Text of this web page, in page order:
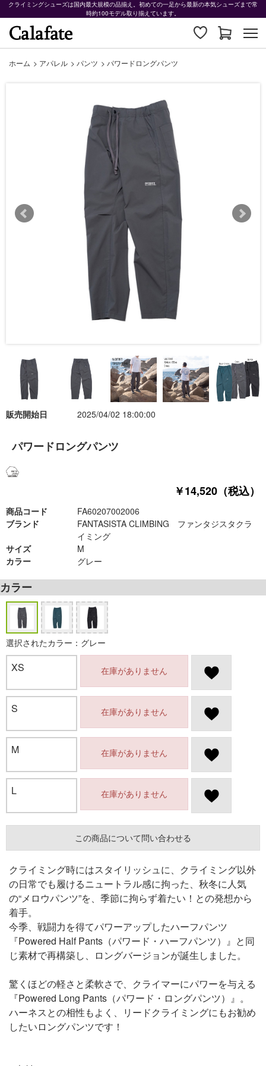
クライミングシューズは国内最大規模の品揃え。初めての一足から最新の本気シューズまで常
時約100モデル取り揃えています。
ホーム > アパレル > パンツ > パワードロングパンツ
パワードロングパンツ
￥14,520（税込）
商品コード FA60207002006
販売開始日 2025/04/02 18:00:00
ブランド
FANTASISTA CLIMBING ファンタジスタクラ
イミング
サイズ
M
カラー
グレー
カラー
選択されたカラー：グレー
XS 在庫がありません
S 在庫がありません
M 在庫がありません
L 在庫がありません
この商品について問い合わせる
クライミング時にはスタイリッシュに、クライミング以外
の日常でも履けるニュートラル感に拘った、秋冬に人気
の“メロウパンツ”を、季節に拘らず着たい！との発想から
着手。
今季、戦闘力を得てパワーアップしたハーフパンツ
『Powered Half Pants（パワード・ハーフパンツ）』と同
じ素材で再構築し、ロングバージョンが誕生しました。
驚くほどの軽さと柔軟さで、クライマーにパワーを与える
『Powered Long Pants（パワード・ロングパンツ）』。
ハーネスとの相性もよく、リードクライミングにもお勧め
したいロングパンツです！